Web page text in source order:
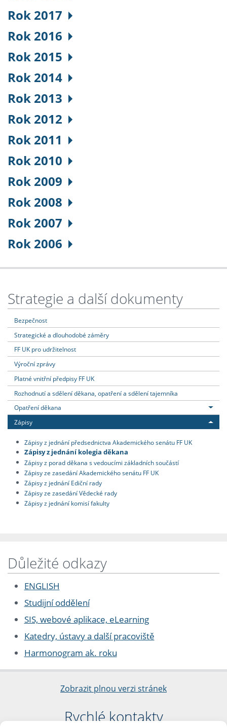
Rok 2017
Rok 2016
Rok 2015
Rok 2014
Rok 2013
Rok 2012
Rok 2011
Rok 2010
Rok 2009
Rok 2008
Rok 2007
Rok 2006
Strategie a další dokumenty
Bezpečnost
Strategické a dlouhodobé záměry
FF UK pro udržitelnost
Výroční zprávy
Platné vnitřní předpisy FF UK
Rozhodnutí a sdělení děkana, opatření a sdělení tajemníka
Opatření děkana
Zápisy
Zápisy z jednání předsednictva Akademického senátu FF UK
Zápisy z jednání kolegia děkana
Zápisy z porad děkana s vedoucími základních součástí
Zápisy ze zasedání Akademického senátu FF UK
Zápisy z jednání Ediční rady
Zápisy ze zasedání Vědecké rady
Zápisy z jednání komisí fakulty
Důležité odkazy
ENGLISH
Studijní oddělení
SIS, webové aplikace, eLearning
Katedry, ústavy a další pracoviště
Harmonogram ak. roku
Zobrazit plnou verzi stránek
Rychlé kontakty